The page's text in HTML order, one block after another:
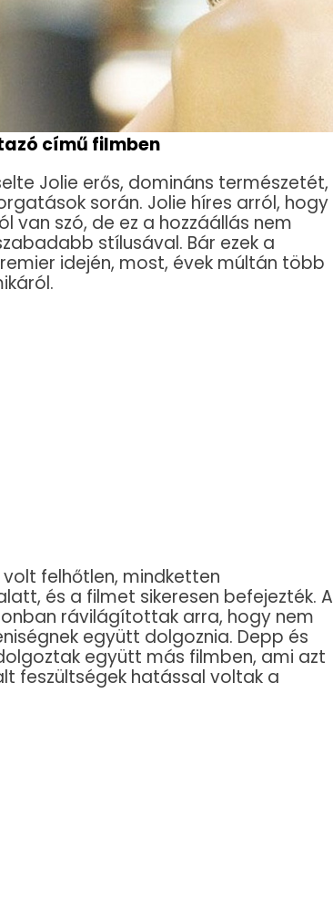
című filmben
Jolie erős, domináns természetét,
során. Jolie híres arról, hogy
van szó, de ez a hozzáállás nem
stílusával. Bár ezek a
idején, most, évek múltán több
felhőtlen, mindketten
és a filmet sikeresen befejezték. A
rávilágítottak arra, hogy nem
együtt dolgoznia. Depp és
együtt más filmben, ami azt
feszültségek hatással voltak a